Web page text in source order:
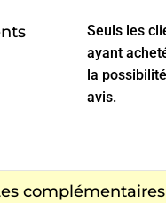
Seuls les
ayant
la
avis.
complémentaires